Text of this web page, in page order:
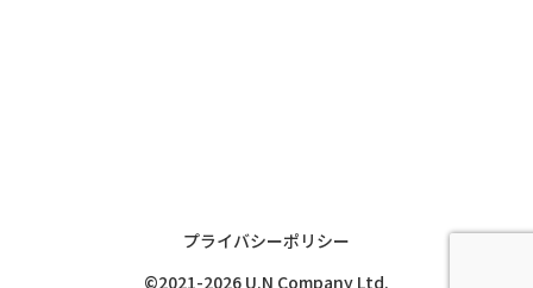
プライバシーポリシー
©2021-2026 U.N Company Ltd.